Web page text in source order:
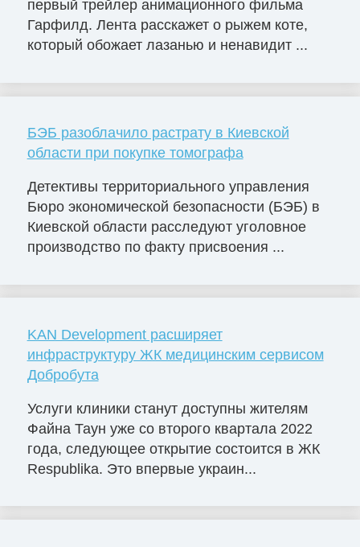
первый трейлер анимационного фильма
Гарфилд. Лента расскажет о рыжем коте,
который обожает лазанью и ненавидит ...
БЭБ разоблачило растрату в Киевской
области при покупке томографа
Детективы территориального управления
Бюро экономической безопасности (БЭБ) в
Киевской области расследуют уголовное
производство по факту присвоения ...
KAN Development расширяет
инфраструктуру ЖК медицинским сервисом
Добробута
Услуги клиники станут доступны жителям
Файна Таун уже со второго квартала 2022
года, следующее открытие состоится в ЖК
Respublika. Это впервые украин...